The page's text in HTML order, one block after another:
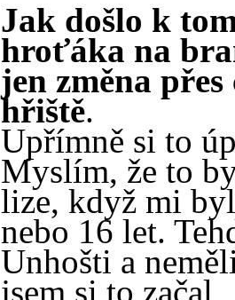
Jak došlo k
hroťáka na
jen změna přes
hřiště.
Upřímně si to
Myslím, že to
lize, když mi
nebo 16 let.
Unhošti a
jsem si to začal